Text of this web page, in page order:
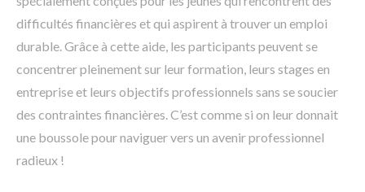
difficultés financières et qui aspirent à trouver un emploi
durable. Grâce à cette aide, les participants peuvent se
concentrer pleinement sur leur formation, leurs stages en
entreprise et leurs objectifs professionnels sans se soucier
des contraintes financières. C’est comme si on leur donnait
une boussole pour naviguer vers un avenir professionnel
radieux !